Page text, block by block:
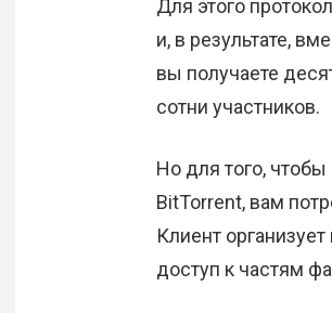
Для этого
и, в результате,
вы получаете
сотни участников.
Но для того,
BitTorrent, вам
Клиент
доступ к частям